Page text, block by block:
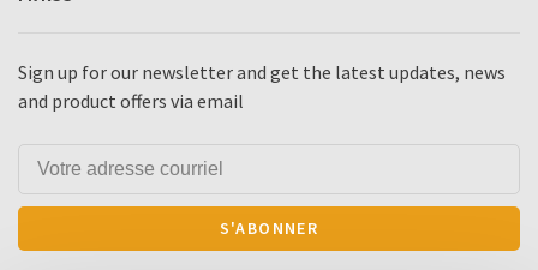
Sign up for our newsletter and get the latest updates, news
and product offers via email
S'ABONNER